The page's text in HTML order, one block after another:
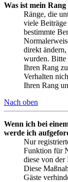
Was ist mein
Ränge, die
viele
bestimmte
direkt
wurden. Bitte
Ihren Rang
Verhalten
Ihren Rang
Nach oben
Wenn ich bei
werde ich
Nur
Funktion für
diese von
Diese
Gäste